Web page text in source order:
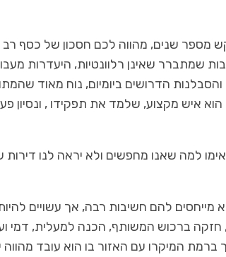
מספר שנים, מהווה לכם חסכון של כסף רב
שמתברר שאינן רלוונטיות, היעדרות
הדרושים ביומיום, נוח מאוד
הוא איש מקצוע, שלמד את תפקידו , ונסיון
למה שאנו מחפשים ולא יראה לנו דירות
להם חשיבות רבה, אך עשויים
חזקה ברכוש המשותף, הכנה למעלית, דמי
המיקרו עם האזור בו הוא עובד מהווה